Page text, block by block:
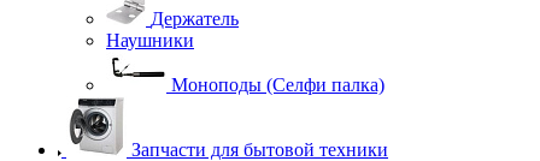
Держатель
Наушники
Моноподы (Селфи палка)
Запчасти для бытовой техники